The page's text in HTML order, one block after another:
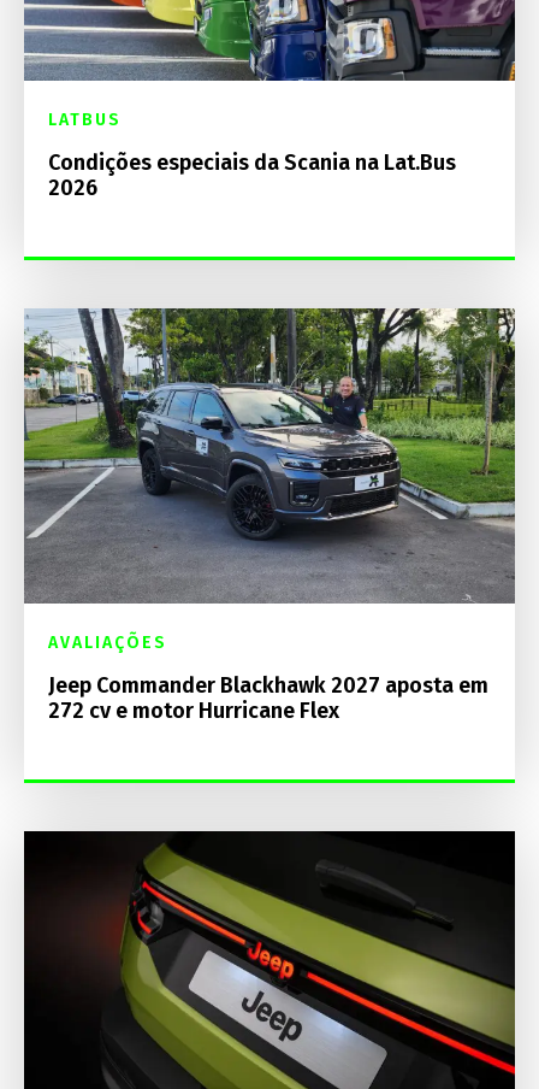
LATBUS
Condições especiais da Scania na Lat.Bus
2026
AVALIAÇÕES
Jeep Commander Blackhawk 2027 aposta em
272 cv e motor Hurricane Flex